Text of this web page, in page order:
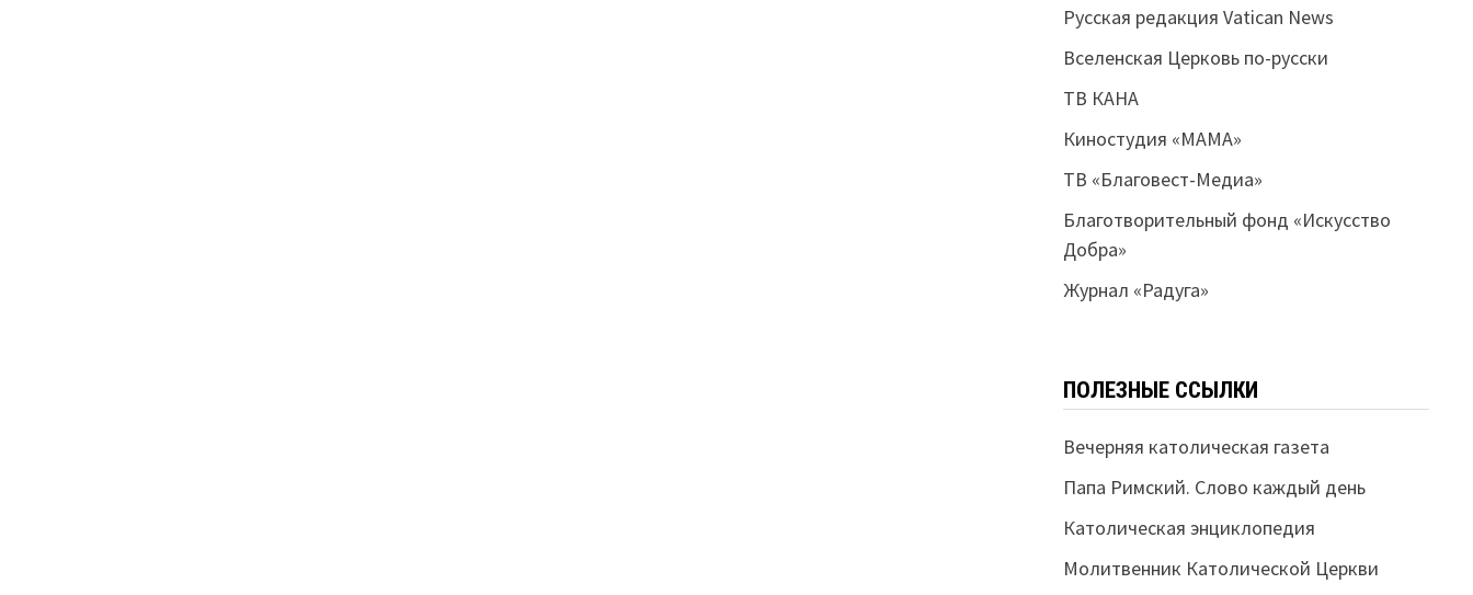
Русская редакция Vatican News
Вселенская Церковь по-русски
ТВ КАНА
Киностудия «МАМА»
ТВ «Благовест-Медиа»
Благотворительный фонд «Искусство
Добра»
Журнал «Радуга»
ПОЛЕЗНЫЕ ССЫЛКИ
Вечерняя католическая газета
Папа Римский. Слово каждый день
Католическая энциклопедия
Молитвенник Католической Церкви